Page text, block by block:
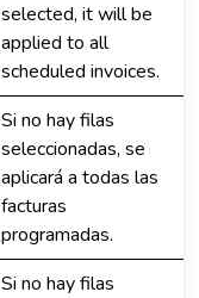
selected, it will be
applied to all
scheduled invoices.
Si no hay filas
seleccionadas, se
aplicará a todas las
facturas
programadas.
Si no hay filas